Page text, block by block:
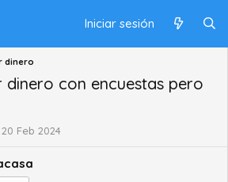
Iniciar sesión
dinero
dinero con encuestas pero
F
c
h
20 Feb 2024